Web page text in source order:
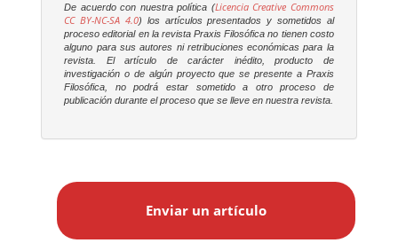
De acuerdo con nuestra política (Licencia Creative Commons
CC BY-NC-SA 4.0) los artículos presentados y sometidos al
proceso editorial en la revistaPraxis Filosófica no tienen costo
alguno para sus autores ni retribuciones económicas para la
revista. El artículo de carácter inédito, producto de
investigación o de algún proyecto que se presente a Praxis
Filosófica, no podrá estar sometido a otro proceso de
publicación durante el proceso que se lleve en nuestra revista.
Enviar un artículo